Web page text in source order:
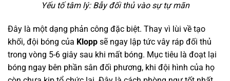
Yếu tố tâm lý: Bẫy đối thủ vào sự tự mãn
Đây là một dạng phản công đặc biệt. Thay vì lùi về tạo
khối, đội bóng của Klopp sẽ ngay lập tức vây ráp đối thủ
trong vòng 5-6 giây sau khi mất bóng. Mục tiêu là đoạt lại
bóng ngay bên phần sân đối phương, khi đội hình của họ